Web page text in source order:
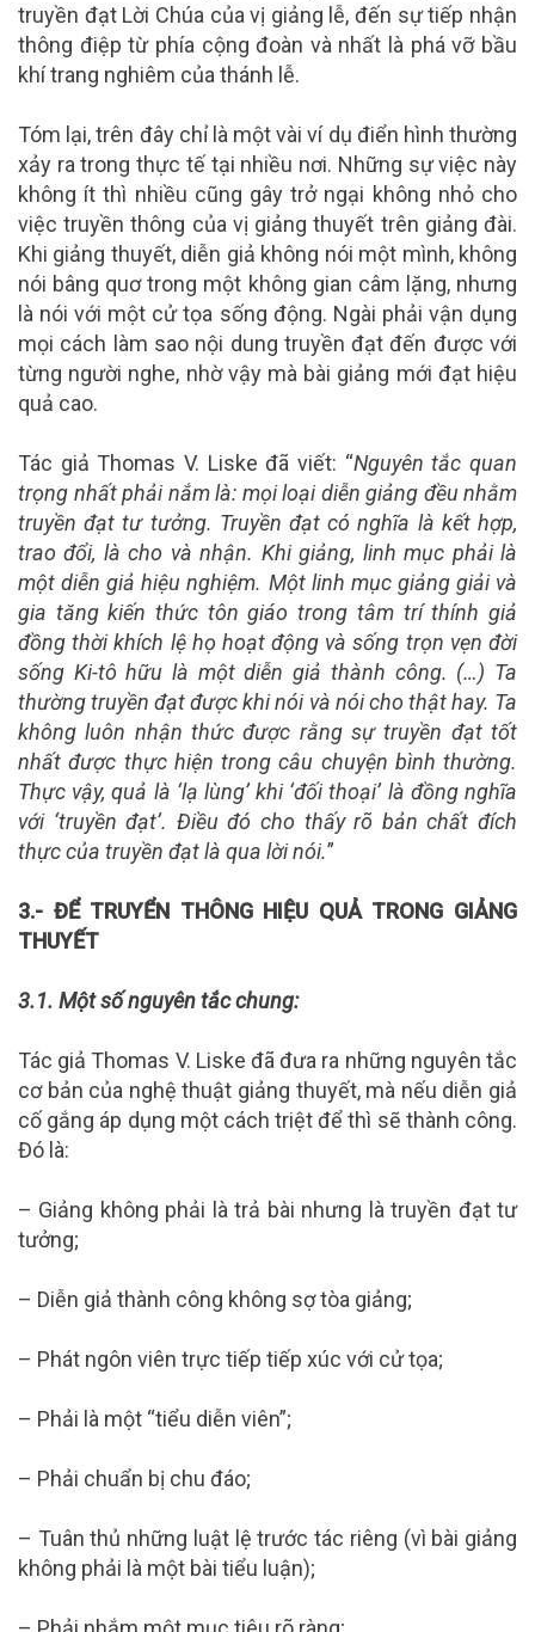
truyền đạt Lời Chúa của vị giảng lễ, đến sự tiếp nhận
thông điệp từ phía cộng đoàn và nhất là phá vỡ bầu
khí trang nghiêm của thánh lễ.
Tóm lại, trên đây chỉ là một vài ví dụ điển hình thường
xảy ra trong thực tế tại nhiều nơi. Những sự việc này
không ít thì nhiều cũng gây trở ngại không nhỏ cho
việc truyền thông của vị giảng thuyết trên giảng đài.
Khi giảng thuyết, diễn giả không nói một mình, không
nói bâng quơ trong một không gian câm lặng, nhưng
là nói với một cử tọa sống động. Ngài phải vận dụng
mọi cách làm sao nội dung truyền đạt đến được với
từng người nghe, nhờ vậy mà bài giảng mới đạt hiệu
quả cao.
Tác giả Thomas V. Liske đã viết: “Nguyên tắc quan
trọng nhất phải nắm là: mọi loại diễn giảng đều nhằm
truyền đạt tư tưởng. Truyền đạt có nghĩa là kết hợp,
trao đổi, là cho và nhận. Khi giảng, linh mục phải là
một diễn giả hiệu nghiệm. Một linh mục giảng giải và
gia tăng kiến thức tôn giáo trong tâm trí thính giả
đồng thời khích lệ họ hoạt động và sống trọn vẹn đời
sống Ki-tô hữu là một diễn giả thành công. (…) Ta
thường truyền đạt được khi nói và nói cho thật hay. Ta
không luôn nhận thức được rằng sự truyền đạt tốt
nhất được thực hiện trong câu chuyện bình thường.
Thực vậy, quả là ‘lạ lùng’ khi ‘đối thoại’ là đồng nghĩa
với ‘truyền đạt’. Điều đó cho thấy rõ bản chất đích
thực của truyền đạt là qua lời nói.”
3.- ĐỂ TRUYỂN THÔNG HIỆU QUẢ TRONG GIẢNG
THUYẾT
3.1. Một số nguyên tắc chung:
Tác giả Thomas V. Liske đã đưa ra những nguyên tắc
cơ bản của nghệ thuật giảng thuyết, mà nếu diễn giả
cố gắng áp dụng một cách triệt để thì sẽ thành công.
Đó là:
– Giảng không phải là trả bài nhưng là truyền đạt tư
tưởng;
– Diễn giả thành công không sợ tòa giảng;
– Phát ngôn viên trực tiếp tiếp xúc với cử tọa;
– Phải là một “tiểu diễn viên”;
– Phải chuẩn bị chu đáo;
– Tuân thủ những luật lệ trước tác riêng (vì bài giảng
không phải là một bài tiểu luận);